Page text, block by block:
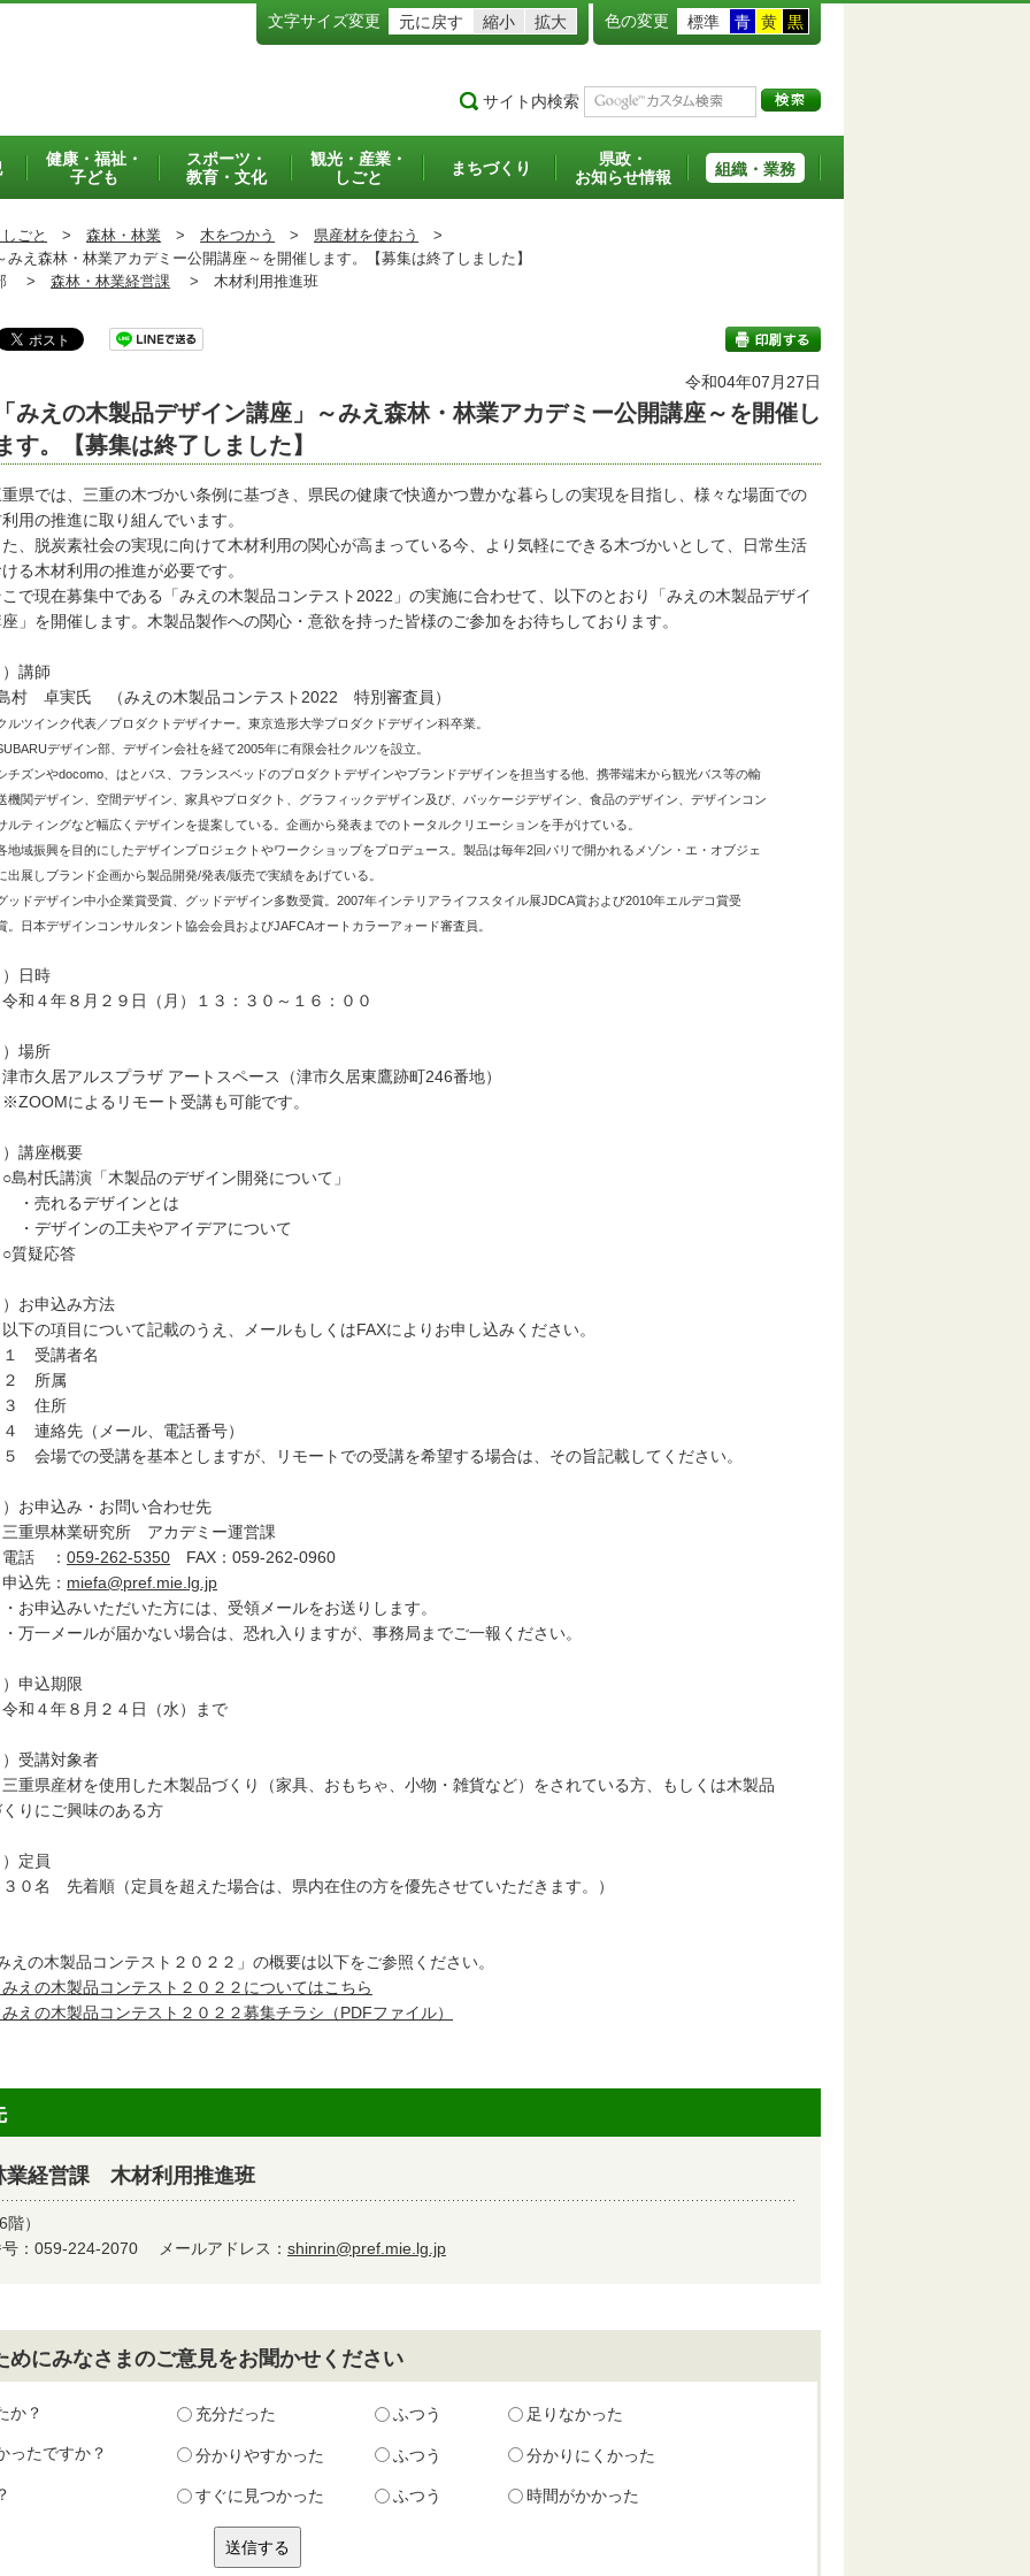
文字サイズ変更 元に戻す 縮小 拡大 色の変更 標準 青 黄 黒
サイト内検索
健康・福祉・
子ども
スポーツ・
教育・文化
観光・産業・
しごと
まちづくり
県政・
お知らせ情報
組織・業務
ごと > 森林・林業 > 木をつかう > 県産材を使おう
>
え森林・林業アカデミー公開講座～を開催します。【募集は終了しました】
> 森林・林業経営課 > 木材利用推進班
令和04年07月27日
「みえの木製品デザイン講座」～みえ森林・林業アカデミー公開講座～を開催し
す。【募集は終了しました】
県では、三重の木づかい条例に基づき、県民の健康で快適かつ豊かな暮らしの実現を目指し、様々な場面での
用の推進に取り組んでいます。
、脱炭素社会の実現に向けて木材利用の関心が高まっている今、より気軽にできる木づかいとして、日常生活
る木材利用の推進が必要です。
で現在募集中である「みえの木製品コンテスト2022」の実施に合わせて、以下のとおり「みえの木製品デザイ
座」を開催します。木製品製作への関心・意欲を持った皆様のご参加をお待ちしております。
）講師
村 卓実氏 （みえの木製品コンテスト2022 特別審査員）
ツインク代表／プロダクトデザイナー。東京造形大学プロダクドデザイン科卒業。
デザイン部、デザイン会社を経て2005年に有限会社クルツを設立。
ズンやdocomo、はとバス、フランスベッドのプロダクトデザインやブランドデザインを担当する他、携帯端末から観光バス等の輸
関デザイン、空間デザイン、家具やプロダクト、グラフィックデザイン及び、パッケージデザイン、食品のデザイン、デザインコン
ティングなど幅広くデザインを提案している。企画から発表までのトータルクリエーションを手がけている。
域振興を目的にしたデザインプロジェクトやワークショップをプロデュース。製品は毎年2回パリで開かれるメゾン・エ・オブジェ
展しブランド企画から製品開発/発表/販売で実績をあげている。
ドデザイン中小企業賞受賞、グッドデザイン多数受賞。2007年インテリアライフスタイル展JDCA賞および2010年エルデコ賞受
日本デザインコンサルタント協会会員およびJAFCAオートカラーアォード審査員。
）日時
４年８月２９日（月）１３：３０～１６：００
）場所
久居アルスプラザ アートスペース（津市久居東鷹跡町246番地）
によるリモート受講も可能です。
）講座概要
村氏講演「木製品のデザイン開発について」
れるデザインとは
ザインの工夫やアイデアについて
疑応答
）お申込み方法
の項目について記載のうえ、メールもしくはFAXによりお申し込みください。
受講者名
所属
住所
絡先（メール、電話番号）
場での受講を基本としますが、リモートでの受講を希望する場合は、その旨記載してください。
）お申込み・お問い合わせ先
県林業研究所 アカデミー運営課
話 ： 059-262-5350 FAX：059-262-0960
先： miefa@pref.mie.lg.jp
申込みいただいた方には、受領メールをお送りします。
一メールが届かない場合は、恐れ入りますが、事務局までご一報ください。
）申込期限
４年８月２４日（水）まで
）受講対象者
県産材を使用した木製品づくり（家具、おもちゃ、小物・雑貨など）をされている方、もしくは木製品
りにご興味のある方
）定員
名 先着順（定員を超えた場合は、県内在住の方を優先させていただきます。）
えの木製品コンテスト２０２２」の概要は以下をご参照ください。
みえの木製品コンテスト２０２２についてはこちら
みえの木製品コンテスト２０２２募集チラシ（PDFファイル）
経営課 木材利用推進班
）
号：059-224-2070 メールアドレス： shinrin@pref.mie.lg.jp
めにみなさまのご意見をお聞かせください
か？ 充分だった ふつう 足りなかった
ったですか？ 分かりやすかった ふつう 分かりにくかった
すぐに見つかった ふつう 時間がかかった